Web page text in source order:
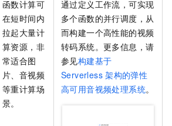
函数计算可
在短时间内
拉起大量计
算资源，非
常适合图
片、音视频
等重计算场
景。
通过定义工作流，可实现
多个函数的并行调度，从
而构建一个高性能的视频
转码系统。更多信息，请
参见构建基于
Serverless 架构的弹性
高可用音视频处理系统。